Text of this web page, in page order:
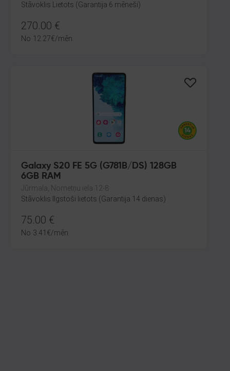
Stāvoklis Lietots (Garantija 6 mēneši)
270.00 €
No 12.27€/mēn.
Galaxy S20 FE 5G (G781B/DS) 128GB
6GB RAM
Jūrmala, Nometņu iela 12-8
Stāvoklis Ilgstoši lietots (Garantija 14 dienas)
75.00 €
No 3.41 €/mēn.